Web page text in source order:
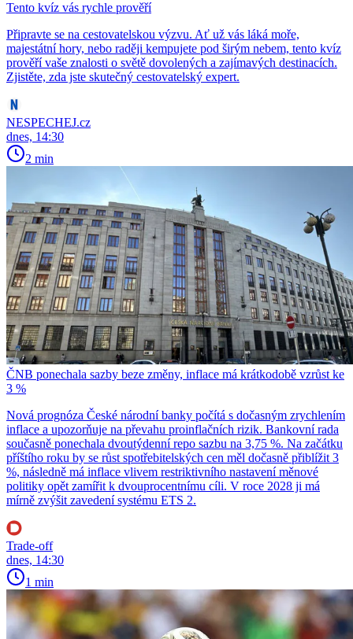
Tento kvíz vás rychle prověří
Připravte se na cestovatelskou výzvu. Ať už vás láká moře,
majestátní hory, nebo raději kempujete pod širým nebem, tento kvíz
prověří vaše znalosti o světě dovolených a zajímavých destinacích.
Zjistěte, zda jste skutečný cestovatelský expert.
NESPECHEJ.cz
dnes, 14:30
2 min
ČNB ponechala sazby beze změny, inflace má krátkodobě vzrůst ke
3 %
Nová prognóza České národní banky počítá s dočasným zrychlením
inflace a upozorňuje na převahu proinflačních rizik. Bankovní rada
současně ponechala dvoutýdenní repo sazbu na 3,75 %. Na začátku
příštího roku by se růst spotřebitelských cen měl dočasně přiblížit 3
%, následně má inflace vlivem restriktivního nastavení měnové
politiky opět zamířit k dvouprocentnímu cíli. V roce 2028 ji má
mírně zvýšit zavedení systému ETS 2.
Trade-off
dnes, 14:30
1 min